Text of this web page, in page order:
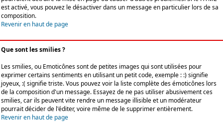
est activé, vous pouvez le désactiver dans un message en particulier lors de sa
composition.
Revenir en haut de page
Que sont les smilies ?
Les smilies, ou Emoticônes sont de petites images qui sont utilisées pour
exprimer certains sentiments en utilisant un petit code, exemple : :) signifie
joyeux, :( signifie triste. Vous pouvez voir la liste complète des émoticônes lors
de la composition d'un message. Essayez de ne pas utiliser abusivement ces
smilies, car ils peuvent vite rendre un message illisible et un modérateur
pourrait décider de l'éditer, voire même de le supprimer entièrement.
Revenir en haut de page